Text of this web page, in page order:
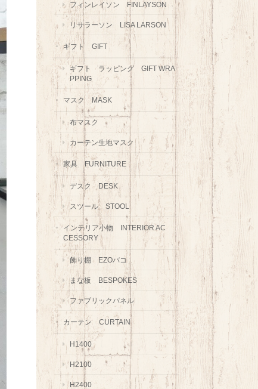
フィンレイソン FINLAYSON
リサラーソン LISA LARSON
ギフト GIFT
ギフト ラッピング GIFT WRA
PPING
マスク MASK
布マスク
カーテン生地マスク
家具 FURNITURE
デスク DESK
スツール STOOL
インテリア小物 INTERIOR AC
CESSORY
飾り棚 EZOバコ
まな板 BESPOKES
ファブリックパネル
カーテン CURTAIN
H1400
H2100
H2400